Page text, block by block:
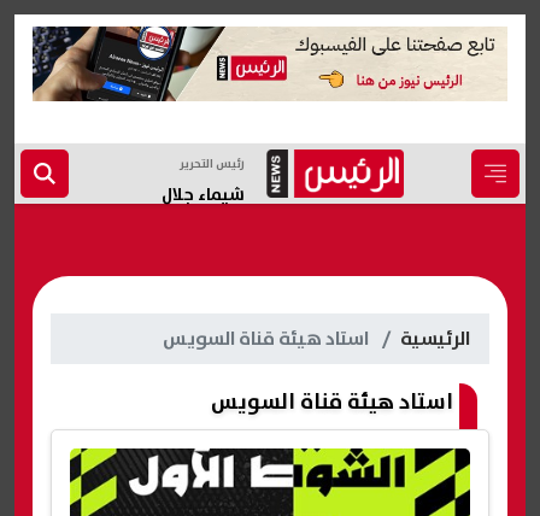
رئيس التحرير
شيماء جلال
الرئيسية استاد هيئة قناة السويس
استاد هيئة قناة السويس